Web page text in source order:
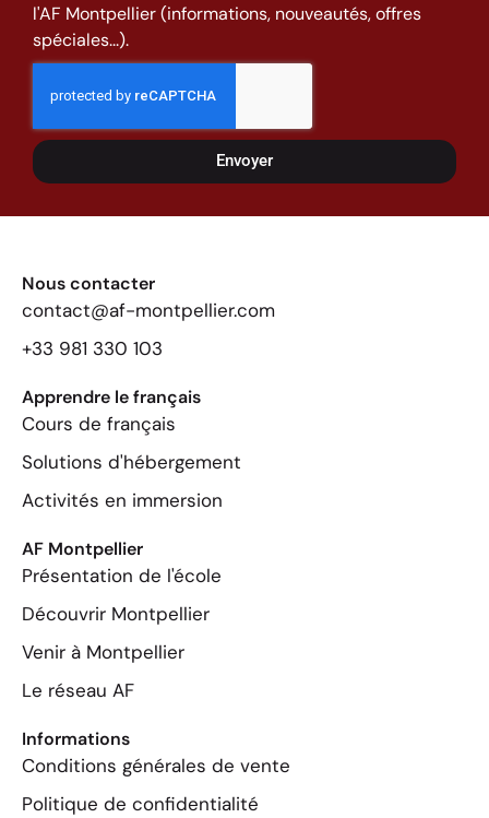
l'AF Montpellier (informations, nouveautés, offres
spéciales...).
Envoyer
Nous contacter
contact@af-montpellier.com
+33 981 330 103
Apprendre le français
Cours de français
Solutions d'hébergement
Activités en immersion
AF Montpellier
Présentation de l'école
Découvrir Montpellier
Venir à Montpellier
Le réseau AF
Informations
Conditions générales de vente
Politique de confidentialité